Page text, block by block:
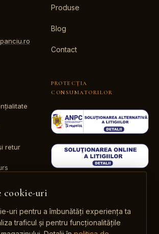
Produse
Blog
Contact
retur
PROTECȚIA
CONSUMATORILOR
cookie-uri
uri pentru a îmbunătăți experiența ta
traficul și pentru funcționalitățile